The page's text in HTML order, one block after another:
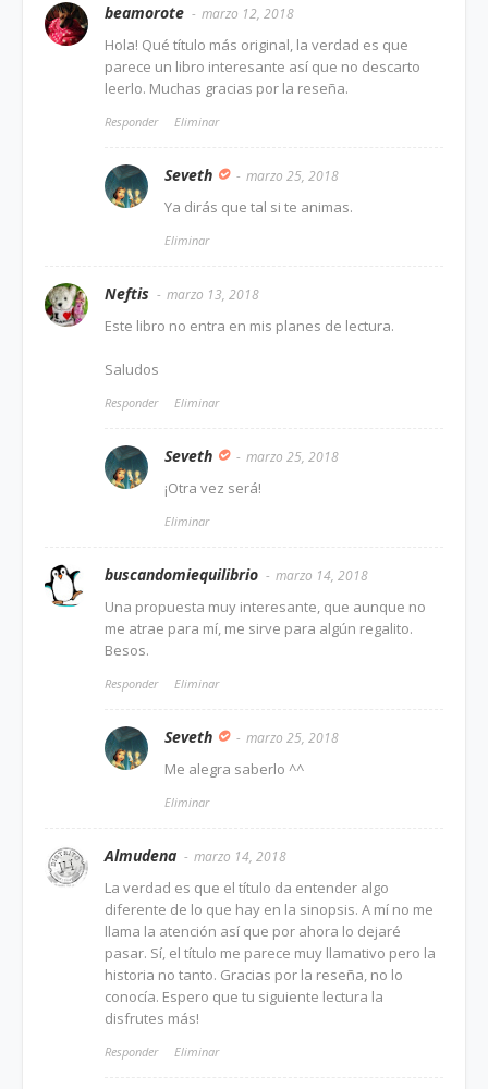
beamorote marzo 12, 2018
Hola! Qué título más original, la verdad es que
parece un libro interesante así que no descarto
leerlo. Muchas gracias por la reseña.
Responder Eliminar
Seveth marzo 25, 2018
Ya dirás que tal si te animas.
Eliminar
Neftis marzo 13, 2018
Este libro no entra en mis planes de lectura.
Saludos
Responder Eliminar
Seveth marzo 25, 2018
¡Otra vez será!
Eliminar
buscandomiequilibrio marzo 14, 2018
Una propuesta muy interesante, que aunque no
me atrae para mí, me sirve para algún regalito.
Besos.
Responder Eliminar
Seveth marzo 25, 2018
Me alegra saberlo ^^
Eliminar
Almudena marzo 14, 2018
La verdad es que el título da entender algo
diferente de lo que hay en la sinopsis. A mí no me
llama la atención así que por ahora lo dejaré
pasar. Sí, el título me parece muy llamativo pero la
historia no tanto. Gracias por la reseña, no lo
conocía. Espero que tu siguiente lectura la
disfrutes más!
Responder Eliminar